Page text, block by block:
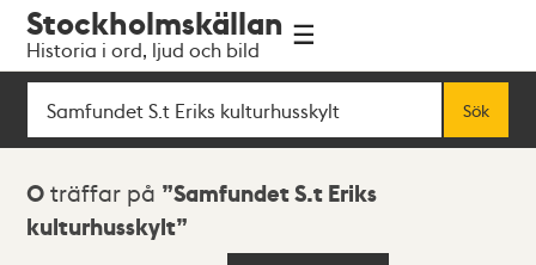
navigationen
huvudinnehållet
Stockholmskällan
Historia i ord, ljud och bild
Sök
Sök
Sökresultat
0 träffar på
Samfundet S.t Eriks
kulturhusskylt